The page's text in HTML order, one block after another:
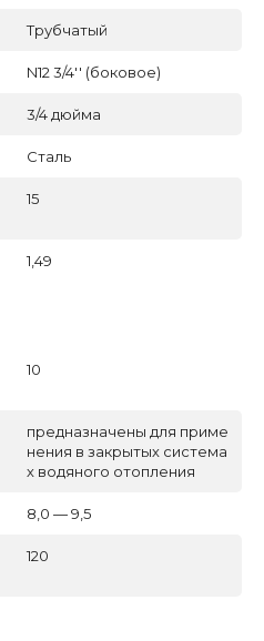
Трубчатый
N12 3/4'' (боковое)
3/4 дюйма
Сталь
15
1,49
10
предназначены для приме
нения в закрытых система
х водяного отопления
8,0 — 9,5
120